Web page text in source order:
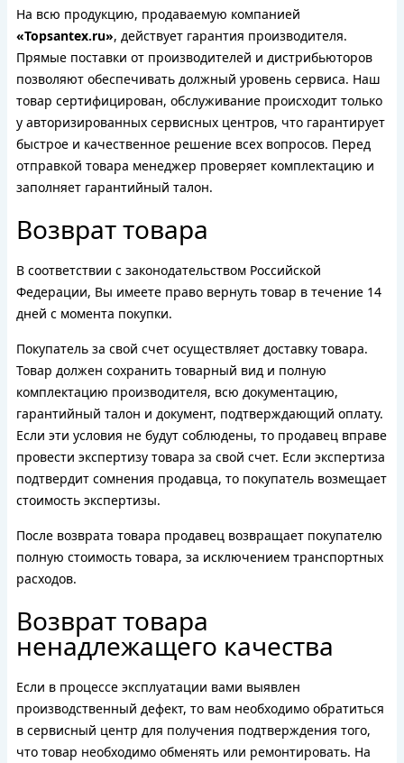
На всю продукцию, продаваемую компанией
«Topsantex.ru», действует гарантия производителя.
Прямые поставки от производителей и дистрибьюторов
позволяют обеспечивать должный уровень сервиса. Наш
товар сертифицирован, обслуживание происходит только
у авторизированных сервисных центров, что гарантирует
быстрое и качественное решение всех вопросов. Перед
отправкой товара менеджер проверяет комплектацию и
заполняет гарантийный талон.
Возврат товара
В соответствии с законодательством Российской
Федерации, Вы имеете право вернуть товар в течение 14
дней с момента покупки.
Покупатель за свой счет осуществляет доставку товара.
Товар должен сохранить товарный вид и полную
комплектацию производителя, всю документацию,
гарантийный талон и документ, подтверждающий оплату.
Если эти условия не будут соблюдены, то продавец вправе
провести экспертизу товара за свой счет. Если экспертиза
подтвердит сомнения продавца, то покупатель возмещает
стоимость экспертизы.
После возврата товара продавец возвращает покупателю
полную стоимость товара, за исключением транспортных
расходов.
Возврат товара
ненадлежащего качества
Если в процессе эксплуатации вами выявлен
производственный дефект, то вам необходимо обратиться
в сервисный центр для получения подтверждения того,
что товар необходимо обменять или ремонтировать. На